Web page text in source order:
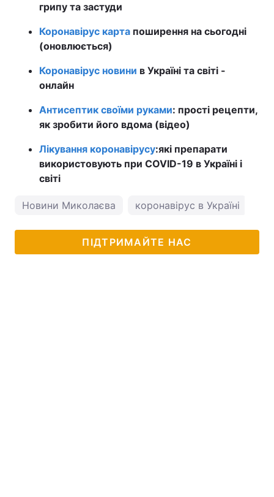
грипу та застуди
Коронавірус карта поширення на сьогодні
(оновлюється)
Коронавірус новини в Україні та світі -
онлайн
Антисептик своїми руками: прості рецепти,
як зробити його вдома (відео)
Лікування коронавірусу:які препарати
використовують при COVID-19 в Україні і
світі
Новини Миколаєва коронавірус в Україні
ПІДТРИМАЙТЕ НАС